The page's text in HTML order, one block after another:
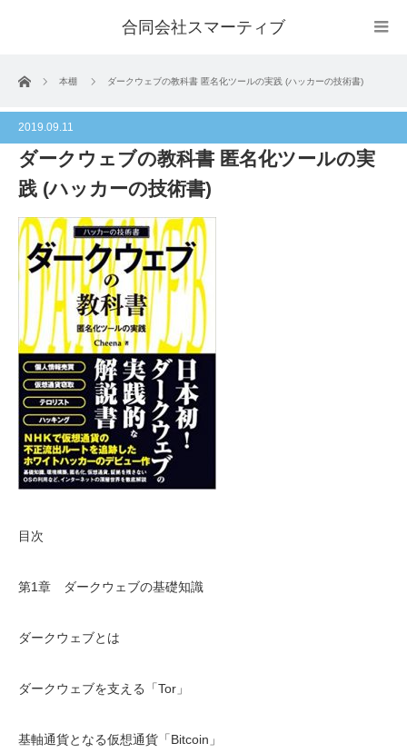
合同会社スマーティブ
ホーム 本棚 ダークウェブの教科書 匿名化ツールの実践 (ハッカーの技術書)
2019.09.11
ダークウェブの教科書 匿名化ツールの実
践 (ハッカーの技術書)
目次
第1章 ダークウェブの基礎知識
ダークウェブとは
ダークウェブを支える「Tor」
基軸通貨となる仮想通貨「Bitcoin」